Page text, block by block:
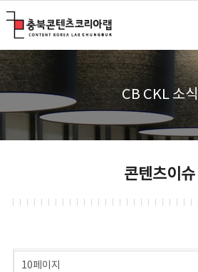
CB CKL 소식
콘텐츠이슈